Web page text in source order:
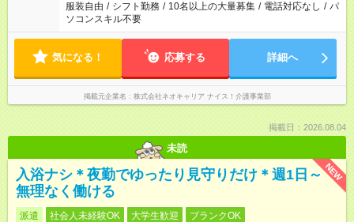
服装自由 / シフト勤務 / 10名以上の大量募集 / 電話対応なし / パ
ソコンスキル不要
気になる！ 応募する 詳細へ
掲載元企業名 株式会社ネオキャリア ナイス！介護事業部
掲載日：2026.08.04
未読
NEW
入浴ナシ＊夜勤でゆったり見守りだけ＊週1日～
無理なく働ける
派遣 社会人未経験OK 大学生歓迎
ブランクOK